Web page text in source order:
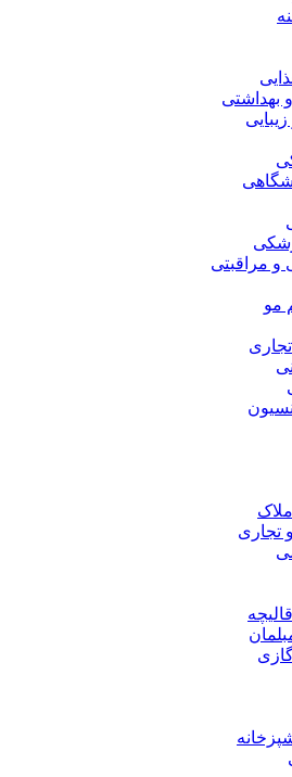
بهداشتی
و مراقبتی
مو
تجاری